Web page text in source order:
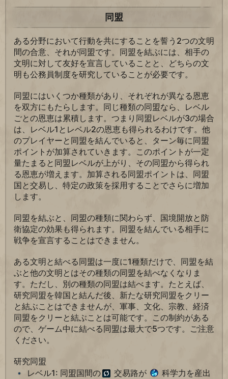
同盟
ある分野において行動を共にすることを誓う2つの文明
間の合意、それが同盟です。同盟を結ぶには、相手の
文明に対して友好を宣言していることと、どちらの文
明も公務員制度を研究していることが必要です。
同盟にはいくつか種類があり、それぞれが異なる恩恵
を双方にもたらします。同じ種類の同盟なら、レベル
ごとの恩恵は累積します。つまり同盟レベルが3の場合
は、レベル1とレベル2の恩恵も得られるわけです。他
のプレイヤーと同盟を結んでいると、ターン毎に同盟
ポイントが加算されていきます。このポイントが一定
量たまると同盟レベルが上がり、その同盟から得られ
る恩恵が増えます。加算される同盟ポイントは、同盟
国と交易し、特定の政策を採用することでさらに増加
します。
同盟を結ぶと、同盟の種類に関わらず、国境開放と防
衛協定の効果も得られます。同盟を結んでいる相手に
戦争を宣言することはできません。
ある文明と結べる同盟は一度に1種類だけで、同盟を結
ぶと他の文明とはその種類の同盟を結べなくなりま
す。ただし、別の種類の同盟は結べます。たとえば、
研究同盟を韓国と結んだ後、新たな研究同盟をクリー
と結ぶことはできませんが、軍事、文化、宗教、経済
同盟をクリーと結ぶことは可能です。この制約がある
ので、ゲーム中に結べる同盟は最大で5つです。ご注意
ください。
研究同盟
レベル1: 同盟国間の
交易路が
科学力を産出